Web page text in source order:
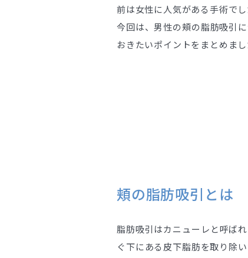
前は女性に人気がある手術で
今回は、男性の頬の脂肪吸引
おきたいポイントをまとめま
頬の脂肪吸引とは
脂肪吸引はカニューレと呼ば
ぐ下にある皮下脂肪を取り除